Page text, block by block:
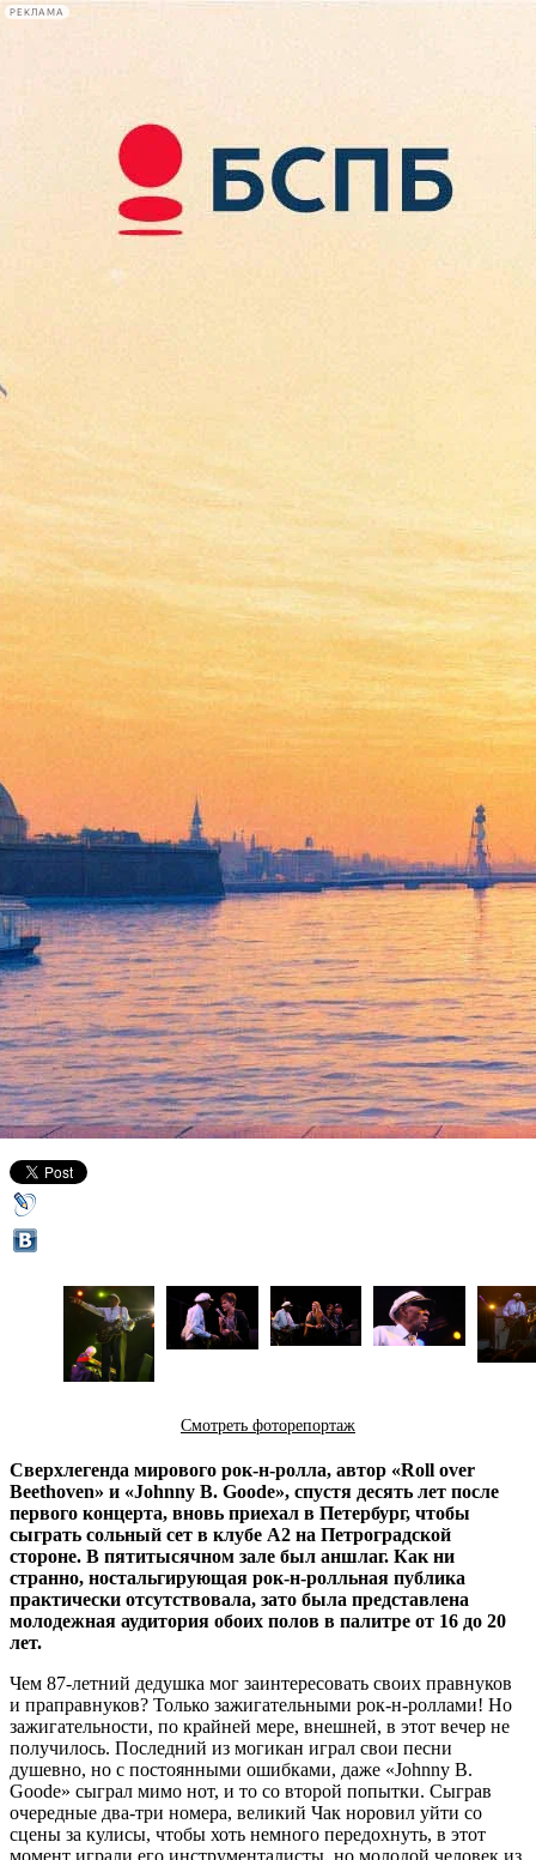
РЕКЛАМА
Сегодня:
2026.08.09
11:37
Афиша Plus
87-летний Чак Берри
растрогал до слез питерских
поклонников
22 октября 2013,14:22 Версия для печати
Смотреть фоторепортаж
Сверхлегенда мирового рок-н-ролла, автор «Roll over
Beethoven» и «Johnny B. Goode», спустя десять лет после
первого концерта, вновь приехал в Петербург, чтобы
сыграть сольный сет в клубе A2 на Петроградской
стороне. В пятитысячном зале был аншлаг. Как ни
странно, ностальгирующая рок-н-ролльная публика
практически отсутствовала, зато была представлена
молодежная аудитория обоих полов в палитре от 16 до 20
лет.
Чем 87-летний дедушка мог заинтересовать своих правнуков
и праправнуков? Только зажигательными рок-н-роллами! Но
зажигательности, по крайней мере, внешней, в этот вечер не
получилось. Последний из могикан играл свои песни
душевно, но с постоянными ошибками, даже «Johnny B.
Goode» сыграл мимо нот, и то со второй попытки. Сыграв
очередные два-три номера, великий Чак норовил уйти со
сцены за кулисы, чтобы хоть немного передохнуть, в этот
момент играли его инструменталисты, но молодой человек из